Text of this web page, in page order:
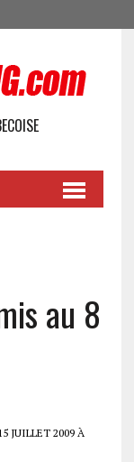
au 8
JUILLET 2009 À